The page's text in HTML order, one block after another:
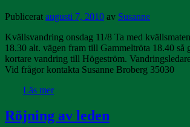
Publicerat augusti 7, 2010 av Susanne
Kvällsvandring onsdag 11/8 Ta med
18.30 alt. vägen fram till Gammeltröta 18.40 så
kortare vandring till Högeström.
Vid frågor kontakta Susanne Broberg 35030
Läs mer
Röjning av leden